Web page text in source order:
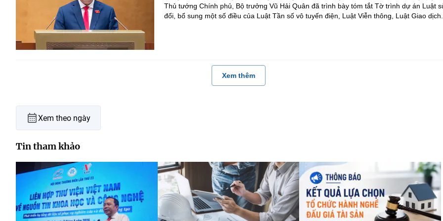
Thủ tướng Chính phủ, Bộ trưởng Vũ Hải Quân đã trình bày tóm tắt Tờ trình dự án Luật
đổi, bổ sung một số điều của Luật Tần số vô tuyến điện, Luật Viễn thông, Luật Giao dịch...
Xem thêm
Xem theo ngày
Tin tham khảo